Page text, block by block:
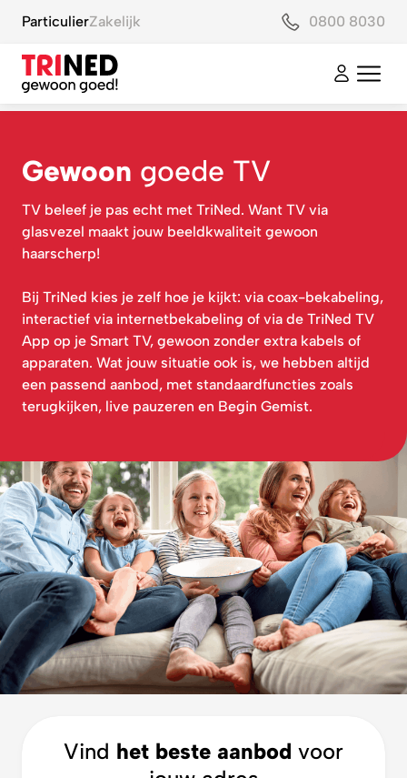
ParticulierZakelijk 0800 8030
Gewoon goede TV
TV beleef je pas echt met TriNed. Want TV via
glasvezel maakt jouw beeldkwaliteit gewoon
haarscherp!
Bij TriNed kies je zelf hoe je kijkt: via coax-bekabeling,
interactief via internetbekabeling of via de TriNed TV
App op je Smart TV, gewoon zonder extra kabels of
apparaten. Wat jouw situatie ook is, we hebben altijd
een passend aanbod, met standaardfuncties zoals
terugkijken, live pauzeren en Begin Gemist.
Vind het beste aanbod voor